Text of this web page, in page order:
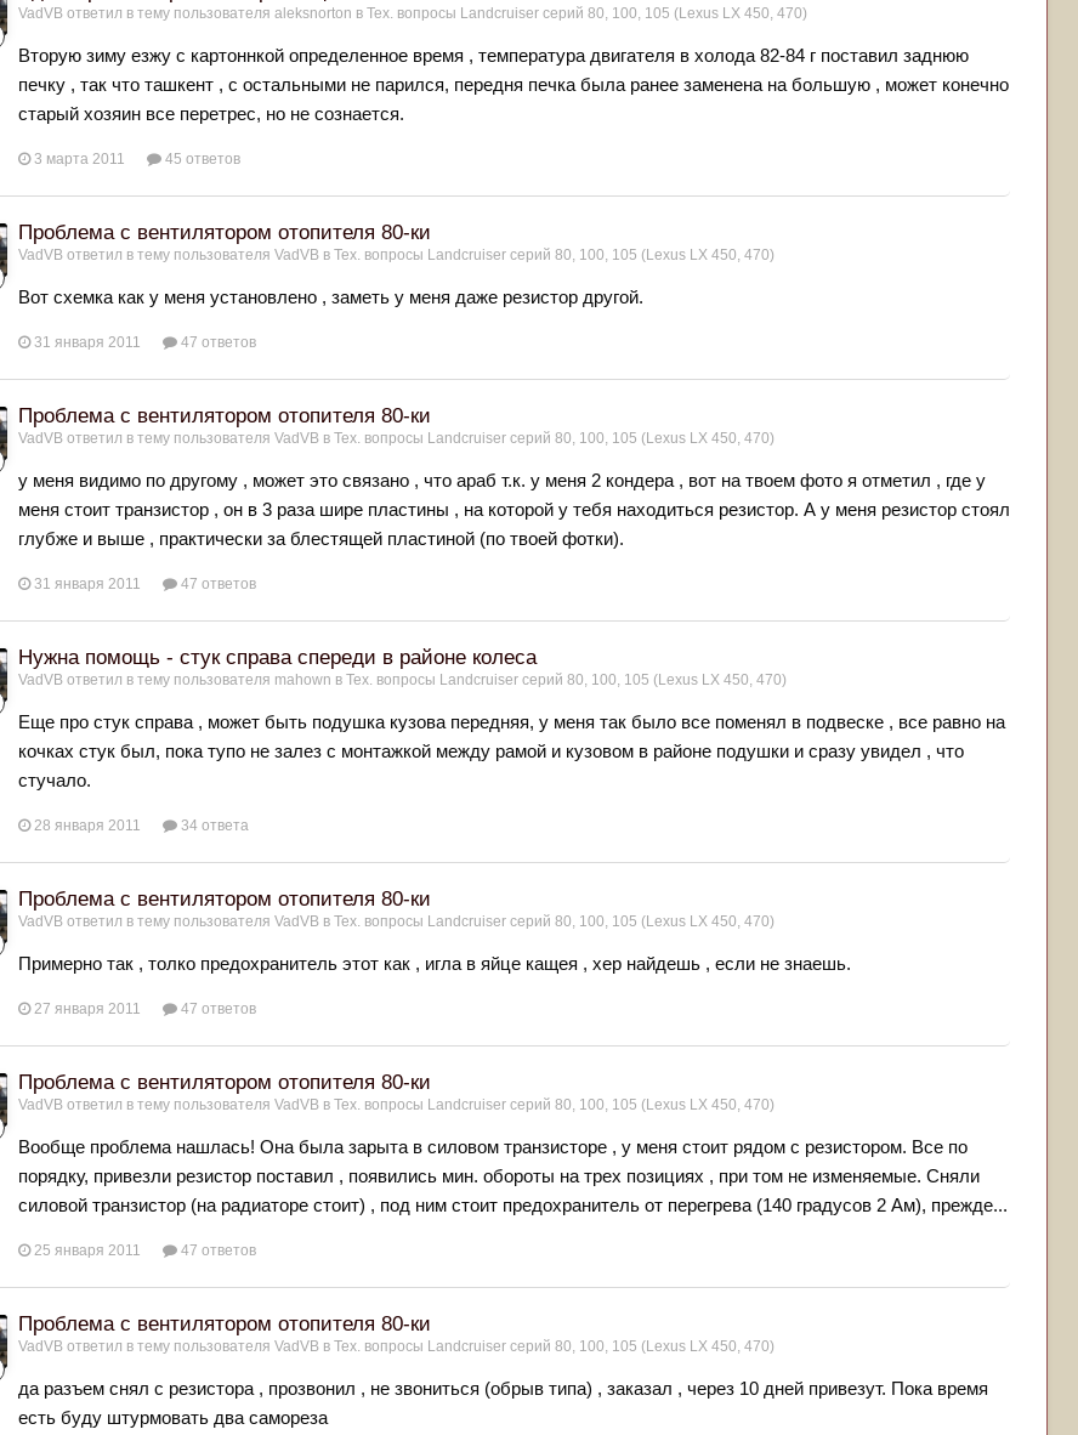
VadVB ответил в тему пользователя aleksnorton в Тех. вопросы Landcruiser серий 80, 100, 105 (Lexus LX 450, 470)
Вторую зиму езжу с картоннкой определенное время , температура двигателя в холода 82-84 г поставил заднюю
печку , так что ташкент , с остальными не парился, передня печка была ранее заменена на большую , может конечно
старый хозяин все перетрес, но не сознается.
3 марта 2011 45 ответов
Проблема с вентилятором отопителя 80-ки
VadVB ответил в тему пользователя VadVB в Тех. вопросы Landcruiser серий 80, 100, 105 (Lexus LX 450, 470)
Вот схемка как у меня установлено , заметь у меня даже резистор другой.
31 января 2011 47 ответов
Проблема с вентилятором отопителя 80-ки
VadVB ответил в тему пользователя VadVB в Тех. вопросы Landcruiser серий 80, 100, 105 (Lexus LX 450, 470)
у меня видимо по другому , может это связано , что араб т.к. у меня 2 кондера , вот на твоем фото я отметил , где у
меня стоит транзистор , он в 3 раза шире пластины , на которой у тебя находиться резистор. А у меня резистор стоял
глубже и выше , практически за блестящей пластиной (по твоей фотки).
31 января 2011 47 ответов
Нужна помощь - стук справа спереди в районе колеса
VadVB ответил в тему пользователя mahown в Тех. вопросы Landcruiser серий 80, 100, 105 (Lexus LX 450, 470)
Еще про стук справа , может быть подушка кузова передняя, у меня так было все поменял в подвеске , все равно на
кочках стук был, пока тупо не залез с монтажкой между рамой и кузовом в районе подушки и сразу увидел , что
стучало.
28 января 2011 34 ответа
Проблема с вентилятором отопителя 80-ки
VadVB ответил в тему пользователя VadVB в Тех. вопросы Landcruiser серий 80, 100, 105 (Lexus LX 450, 470)
Примерно так , толко предохранитель этот как , игла в яйце кащея , хер найдешь , если не знаешь.
27 января 2011 47 ответов
Проблема с вентилятором отопителя 80-ки
VadVB ответил в тему пользователя VadVB в Тех. вопросы Landcruiser серий 80, 100, 105 (Lexus LX 450, 470)
Вообще проблема нашлась! Она была зарыта в силовом транзисторе , у меня стоит рядом с резистором. Все по
порядку, привезли резистор поставил , появились мин. обороты на трех позициях , при том не изменяемые. Сняли
силовой транзистор (на радиаторе стоит) , под ним стоит предохранитель от перегрева (140 градусов 2 Ам), прежде...
25 января 2011 47 ответов
Проблема с вентилятором отопителя 80-ки
VadVB ответил в тему пользователя VadVB в Тех. вопросы Landcruiser серий 80, 100, 105 (Lexus LX 450, 470)
да разъем снял с резистора , прозвонил , не звониться (обрыв типа) , заказал , через 10 дней привезут. Пока время
есть буду штурмовать два самореза